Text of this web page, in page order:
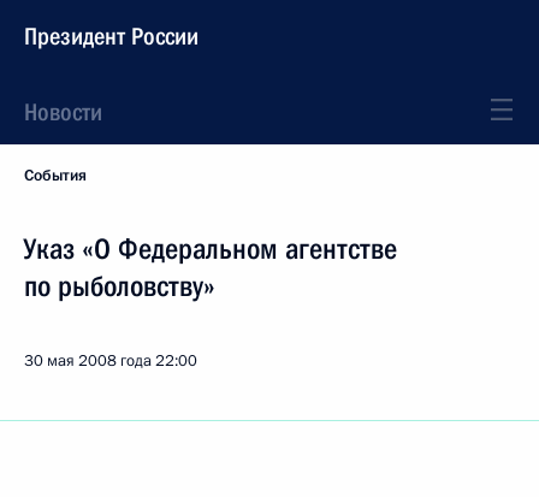
Президент России
Новости
События
Указ «О Федеральном агентстве
по рыболовству»
30 мая 2008 года22:00